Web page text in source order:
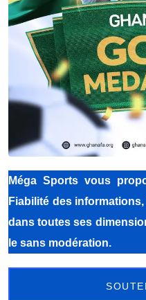
Méga Sports vous
Fiabilité des
dans toutes ses
le sans modération.